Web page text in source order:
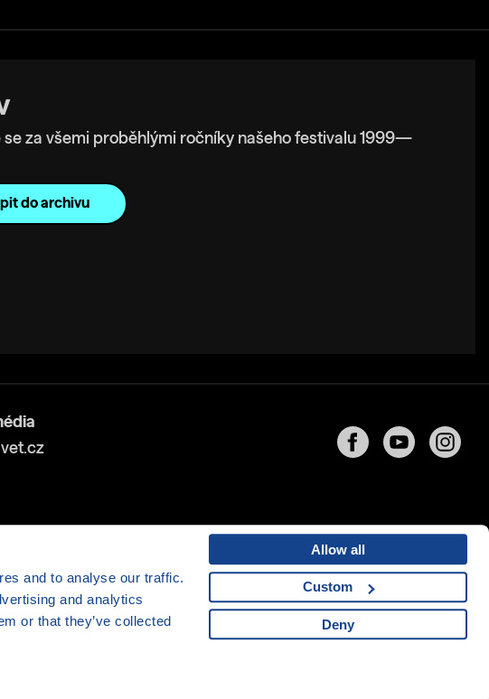
and to analyse our traffic.
and analytics
or that they’ve collected
Allow all
Custom
Deny
se za všemi proběhlými ročníky našeho festivalu 1999—
do archivu
společnosti